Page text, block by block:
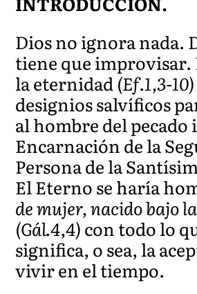
Dios no ignora nada.
tiene que improvisar.
la eternidad(Ef.1,3-10)
designios salvíficos
al hombre del
Encarnación de la
Persona de la
El Eterno se haría
de mujer, nacido bajo
(Gál.4,4)con todo lo
significa, o sea, la
vivir en el tiempo.